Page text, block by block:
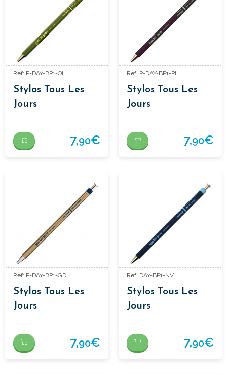
Ref: P-DAY-BP1-OL
Stylos Tous Les
Jours
7,90€
Ref: P-DAY-BP1-PL
Stylos Tous Les
Jours
7,90€
Ref: P-DAY-BP1-GD
Stylos Tous Les
Jours
7,90€
Ref: DAY-BP1-NV
Stylos Tous Les
Jours
7,90€